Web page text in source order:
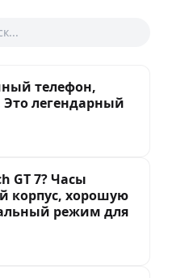
тему
телефон,
легендарный
GT 7? Часы
корпус, хорошую
режим для